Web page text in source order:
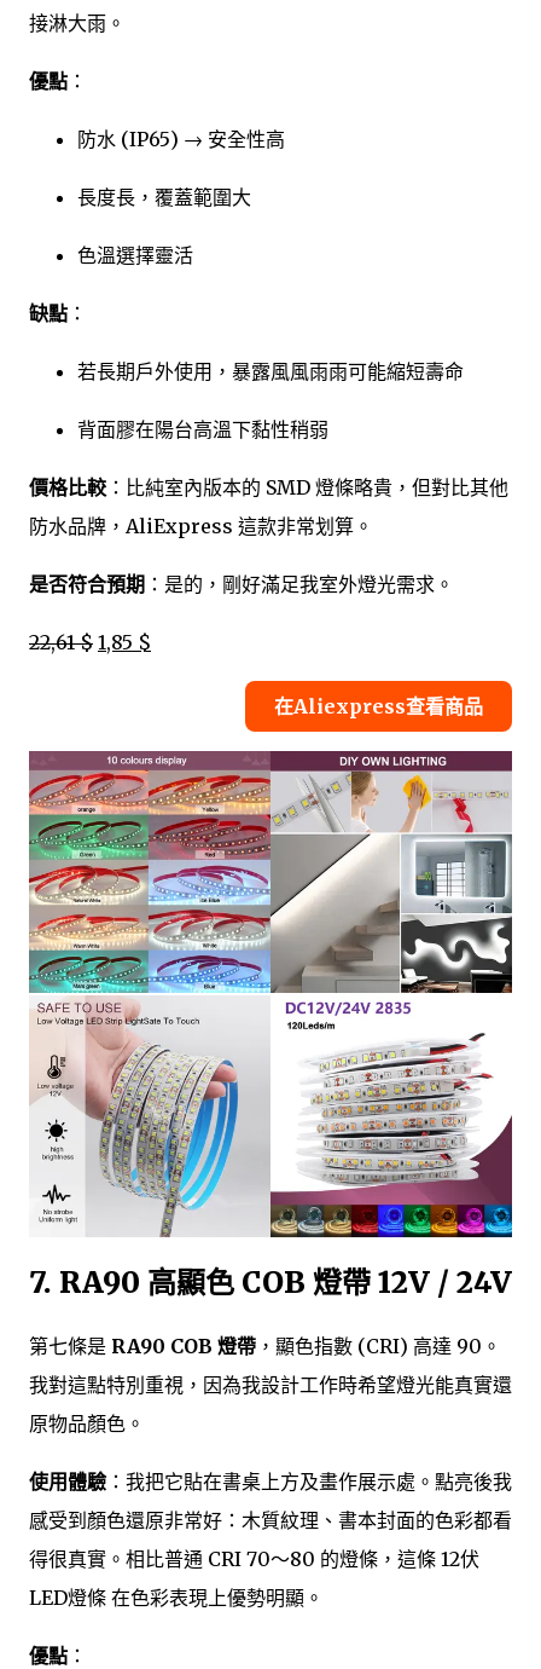
接淋大雨。
優點 ：
防水 (IP65) → 安全性高
長度長，覆蓋範圍大
色溫選擇靈活
缺點 ：
若長期戶外使用，暴露風風雨雨可能縮短壽命
背面膠在陽台高溫下黏性稍弱
價格比較 ：比純室內版本的 SMD 燈條略貴，但對比其他
防水品牌，AliExpress 這款非常划算。
是否符合預期 ：是的，剛好滿足我室外燈光需求。
22,61 $ 1,85 $
在Aliexpress查看商品
7. RA90 高顯色 COB 燈帶 12V / 24V
第七條是 RA90 COB 燈帶 ，顯色指數 (CRI) 高達 90。
我對這點特別重視，因為我設計工作時希望燈光能真實還
原物品顏色。
使用體驗 ：我把它貼在書桌上方及畫作展示處。點亮後我
感受到顏色還原非常好：木質紋理、書本封面的色彩都看
得很真實。相比普通 CRI 70～80 的燈條，這條 12伏
LED燈條 在色彩表現上優勢明顯。
優點 ：